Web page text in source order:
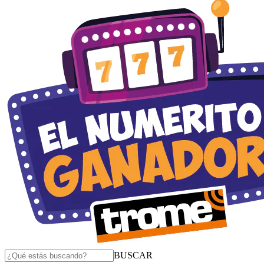
BUSCAR